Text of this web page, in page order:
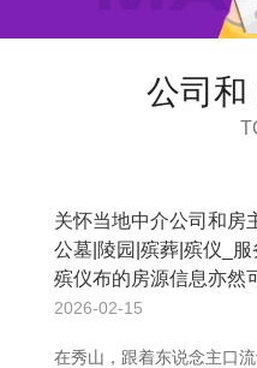
公司和
关怀当地中介公司和房
公墓|陵园|殡葬|殡仪_
殡仪布的房源信息亦然
2026-02-15
在秀山，跟着东说念主口